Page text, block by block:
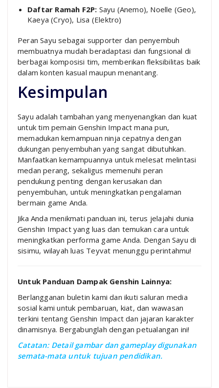
Daftar Ramah F2P: Sayu (Anemo), Noelle (Geo),
Kaeya (Cryo), Lisa (Elektro)
Peran Sayu sebagai supporter dan penyembuh
membuatnya mudah beradaptasi dan fungsional di
berbagai komposisi tim, memberikan fleksibilitas baik
dalam konten kasual maupun menantang.
Kesimpulan
Sayu adalah tambahan yang menyenangkan dan kuat
untuk tim pemain Genshin Impact mana pun,
memadukan kemampuan ninja cepatnya dengan
dukungan penyembuhan yang sangat dibutuhkan.
Manfaatkan kemampuannya untuk melesat melintasi
medan perang, sekaligus memenuhi peran
pendukung penting dengan kerusakan dan
penyembuhan, untuk meningkatkan pengalaman
bermain game Anda.
Jika Anda menikmati panduan ini, terus jelajahi dunia
Genshin Impact yang luas dan temukan cara untuk
meningkatkan performa game Anda. Dengan Sayu di
sisimu, wilayah luas Teyvat menunggu perintahmu!
Untuk Panduan Dampak Genshin Lainnya:
Berlangganan buletin kami dan ikuti saluran media
sosial kami untuk pembaruan, kiat, dan wawasan
terkini tentang Genshin Impact dan jajaran karakter
dinamisnya. Bergabunglah dengan petualangan ini!
Catatan: Detail gambar dan gameplay digunakan
semata-mata untuk tujuan pendidikan.